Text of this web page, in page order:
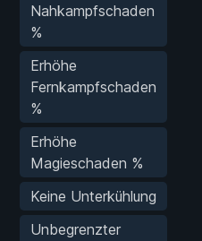
Nahkampfschaden
%
Erhöhe
Fernkampfschaden
%
Erhöhe
Magieschaden %
Keine Unterkühlung
Unbegrenzter